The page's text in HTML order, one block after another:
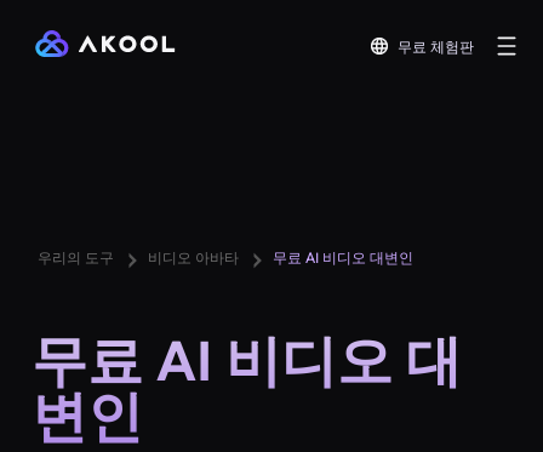
무료 체험판
우리의 도구 비디오 아바타 무료 AI 비디오 대변인
무료 AI 비디오 대
변인